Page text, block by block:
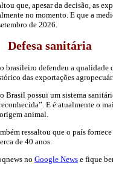
que, apesar da decisão, as
no momento. E que a
de 2026.
Defesa sanitária
brasileiro defendeu a qualidade
das exportações
Brasil possui um sistema
E é atualmente o
animal.
ressaltou que o país
de 40 anos.
no Google News e fique